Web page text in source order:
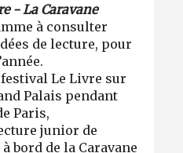
- La Caravane
à consulter
de lecture, pour
Le Livre sur
Palais pendant
Paris,
junior de
bord de la Caravane